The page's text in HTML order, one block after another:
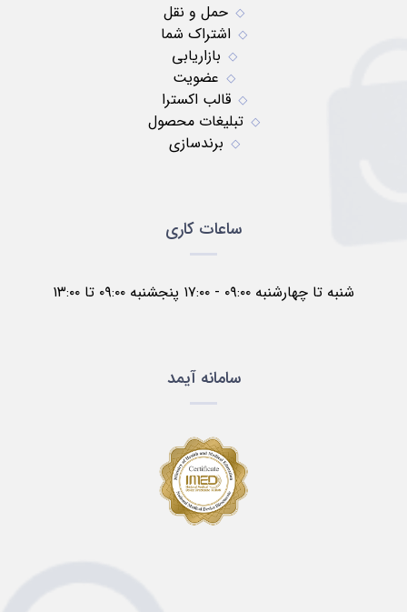
حمل و نقل
اشتراک شما
بازاریابی
عضویت
قالب اکسترا
تبلیغات محصول
برندسازی
ساعات کاری
شنبه تا چهارشنبه ۰۹:۰۰ - ۱۷:۰۰ پنجشنبه ۰۹:۰۰ تا ۱۳:۰۰
سامانه آیمد